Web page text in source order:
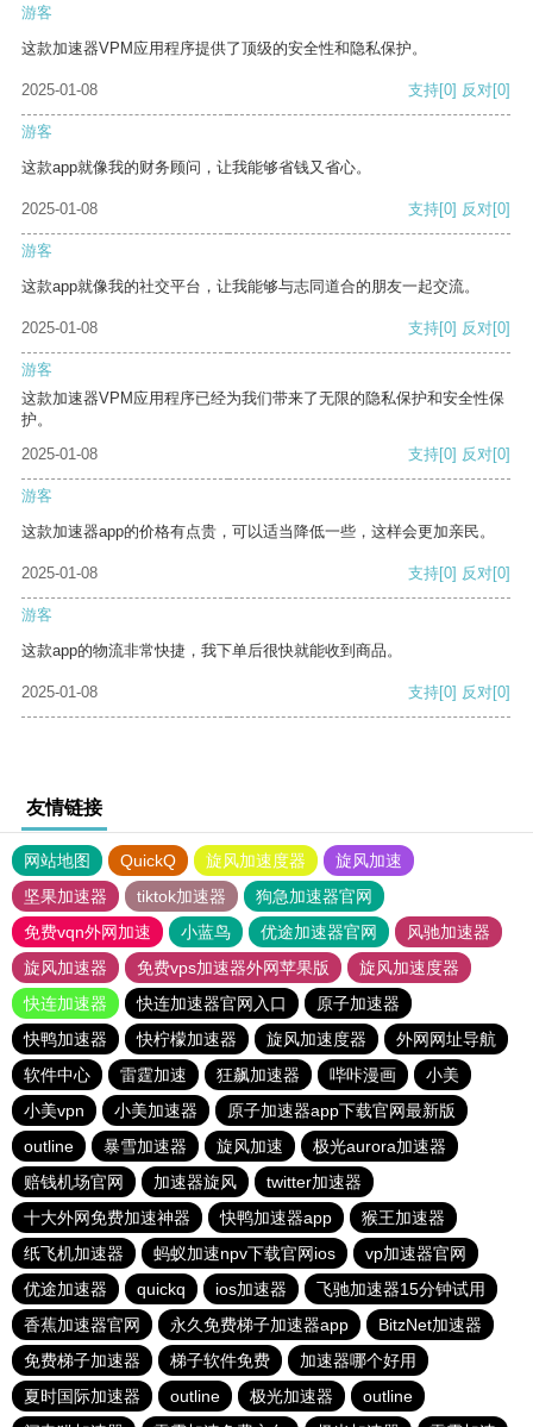
游客
这款加速器VPM应用程序提供了顶级的安全性和隐私保护。
2025-01-08 支持[0] 反对[0]
游客
这款app就像我的财务顾问，让我能够省钱又省心。
2025-01-08 支持[0] 反对[0]
游客
这款app就像我的社交平台，让我能够与志同道合的朋友一起交流。
2025-01-08 支持[0] 反对[0]
游客
这款加速器VPM应用程序已经为我们带来了无限的隐私保护和安全性保
护。
2025-01-08
支持[0] 反对[0]
游客
这款加速器app的价格有点贵，可以适当降低一些，这样会更加亲民。
2025-01-08 支持[0] 反对[0]
游客
这款app的物流非常快捷，我下单后很快就能收到商品。
2025-01-08 支持[0] 反对[0]
友情链接
网站地图 QuickQ 旋风加速度器
旋风加速
坚果加速器
tiktok加速器
狗急加速器官网
免费vqn外网加速
小蓝鸟 优途加速器官网
风驰加速器
旋风加速器
免费vps加速器外网苹果版
旋风加速度器
快连加速器
快连加速器官网入口
原子加速器
快鸭加速器
快柠檬加速器 旋风加速度器
外网网址导航
软件中心
雷霆加速 狂飙加速器 哔咔漫画
小美
小美vpn
小美加速器
原子加速器app下载官网最新版
outline
暴雪加速器 旋风加速
极光aurora加速器
赔钱机场官网
加速器旋风
twitter加速器
十大外网免费加速神器
快鸭加速器app
猴王加速器
纸飞机加速器
蚂蚁加速npv下载官网ios
vp加速器官网
优途加速器
quickq ios加速器
飞驰加速器15分钟试用
香蕉加速器官网
永久免费梯子加速器app
BitzNet加速器
免费梯子加速器
梯子软件免费
加速器哪个好用
夏时国际加速器
outline 极光加速器
outline